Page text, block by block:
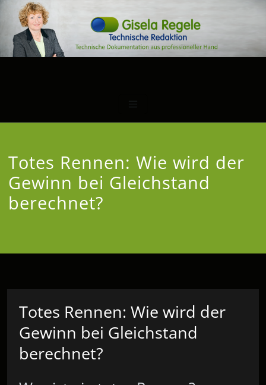
Totes Rennen: Wie wird der
Gewinn bei Gleichstand
berechnet?
Totes Rennen: Wie wird der
Gewinn bei Gleichstand
berechnet?